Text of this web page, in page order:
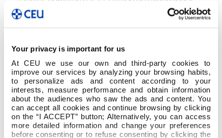
Your privacy is important for us
At CEU we use our own and third-party cookies to
improve our services by analyzing your browsing habits,
to personalize ads and content according to your
interests, measure performance and obtain information
about the audiences who saw the ads and content. You
can accept all cookies and continue browsing by clicking
on the “I ACCEPT” button; Alternatively, you can access
more detailed information and change your preferences
before consenting or to refuse consenting by clicking the
ya no solo sirven como preparación para las
misiones, si no como preparación para la vida